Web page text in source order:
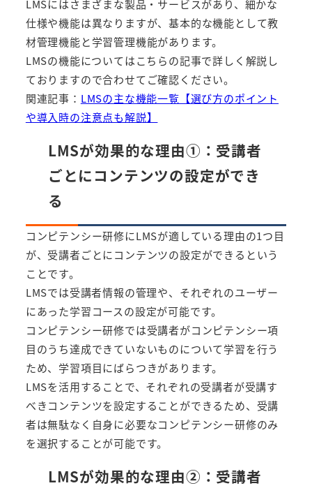
LMSにはさまざまな製品・サービスがあり、細かな
仕様や機能は異なりますが、基本的な機能として教
材管理機能と学習管理機能があります。
LMSの機能についてはこちらの記事で詳しく解説し
ておりますので合わせてご確認ください。
関連記事： LMSの主な機能一覧【選び方のポイント
や導入時の注意点も解説】
LMSが効果的な理由①：受講者
ごとにコンテンツの設定ができ
る
コンピテンシー研修にLMSが適している理由の1つ目
が、受講者ごとにコンテンツの設定ができるという
ことです。
LMSでは受講者情報の管理や、それぞれのユーザー
にあった学習コースの設定が可能です。
コンピテンシー研修では受講者がコンピテンシー項
目のうち達成できていないものについて学習を行う
ため、学習項目にばらつきがあります。
LMSを活用することで、それぞれの受講者が受講す
べきコンテンツを設定することができるため、受講
者は無駄なく自身に必要なコンピテンシー研修のみ
を選択することが可能です。
LMSが効果的な理由②：受講者